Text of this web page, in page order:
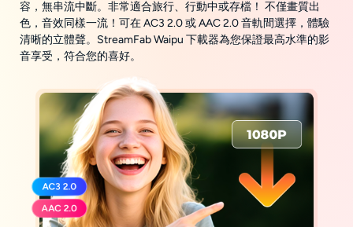
容，無串流中斷。非常適合旅行、行動中或存檔！ 不僅畫質出
色，音效同樣一流！可在 AC3 2.0 或 AAC 2.0 音軌間選擇，體驗
清晰的立體聲。StreamFab Waipu 下載器為您保證最高水準的影
音享受，符合您的喜好。